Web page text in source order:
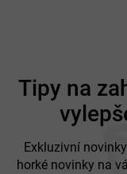
Tipy na
Exkluzivní
horké novinky na